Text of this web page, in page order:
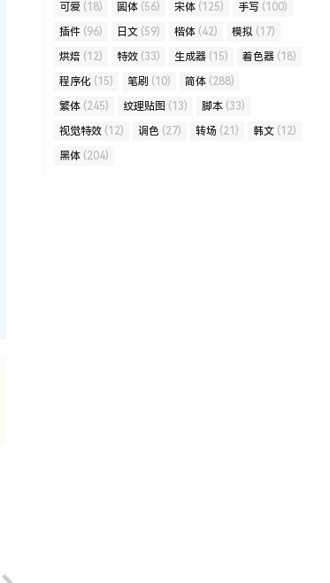
可爱 (18) 圆体 (56) 宋体 (125) 手写 (100)
插件 (96) 日文 (59) 楷体 (42) 模拟 (17)
烘焙 (12) 特效 (33) 生成器 (15) 着色器 (18)
程序化 (15) 笔刷 (10) 简体 (288)
繁体 (245) 纹理贴图 (13) 脚本 (33)
视觉特效 (12) 调色 (27) 转场 (21) 韩文 (12)
黑体 (204)